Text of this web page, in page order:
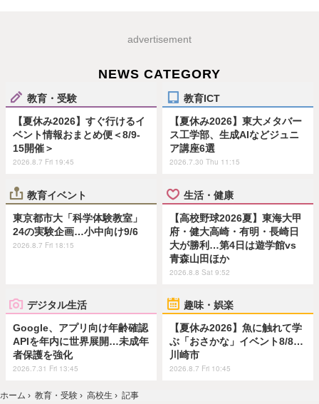
advertisement
NEWS CATEGORY
教育・受験
【夏休み2026】すぐ行けるイ
ベント情報おまとめ便＜8/9-
15開催＞
2026.8.7 Fri 19:45
教育ICT
【夏休み2026】東大メタバー
ス工学部、生成AIなどジュニ
ア講座6選
2026.7.30 Thu 11:15
教育イベント
東京都市大「科学体験教室」
24の実験企画…小中向け9/6
2026.8.7 Fri 18:15
生活・健康
【高校野球2026夏】東海大甲
府・健大高崎・有明・長崎日
大が勝利…第4日は遊学館vs
青森山田ほか
2026.8.8 Sat 9:52
デジタル生活
Google、アプリ向け年齢確認
APIを年内に世界展開…未成年
者保護を強化
2026.7.31 Fri 13:45
趣味・娯楽
【夏休み2026】魚に触れて学
ぶ「おさかな」イベント8/8…
川崎市
2026.8.7 Fri 10:45
ホーム › 教育・受験 › 高校生 › 記事